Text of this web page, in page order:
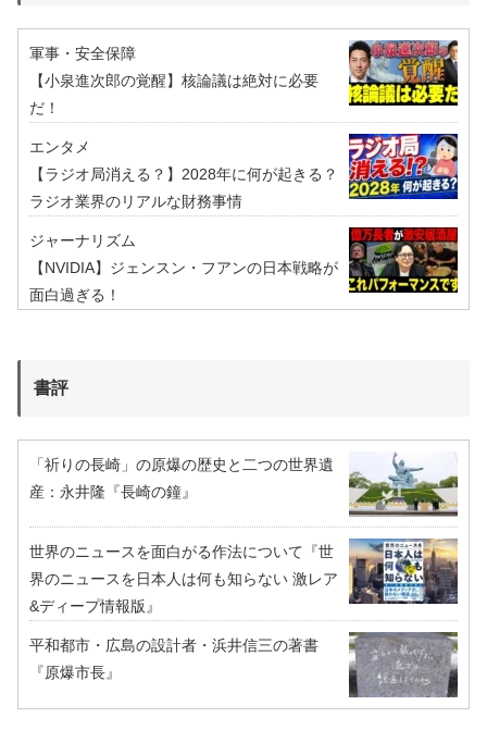
軍事・安全保障
【小泉進次郎の覚醒】核論議は絶対に必要
だ！
エンタメ
【ラジオ局消える？】2028年に何が起きる？
ラジオ業界のリアルな財務事情
ジャーナリズム
【NVIDIA】ジェンスン・フアンの日本戦略が
面白過ぎる！
書評
「祈りの長崎」の原爆の歴史と二つの世界遺
産：永井隆『長崎の鐘』
世界のニュースを面白がる作法について『世
界のニュースを日本人は何も知らない 激レア
&ディープ情報版』
平和都市・広島の設計者・浜井信三の著書
『原爆市長』